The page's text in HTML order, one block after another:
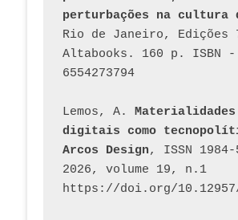
perturbações na
Rio de Janeiro, Edições
Altabooks. 160 p. ISBN -
6554273794
Lemos, A. Materialidades
digitais como
Arcos Design, ISSN 1984-
2026, volume 19, n.1
https://doi.org/10.12957/